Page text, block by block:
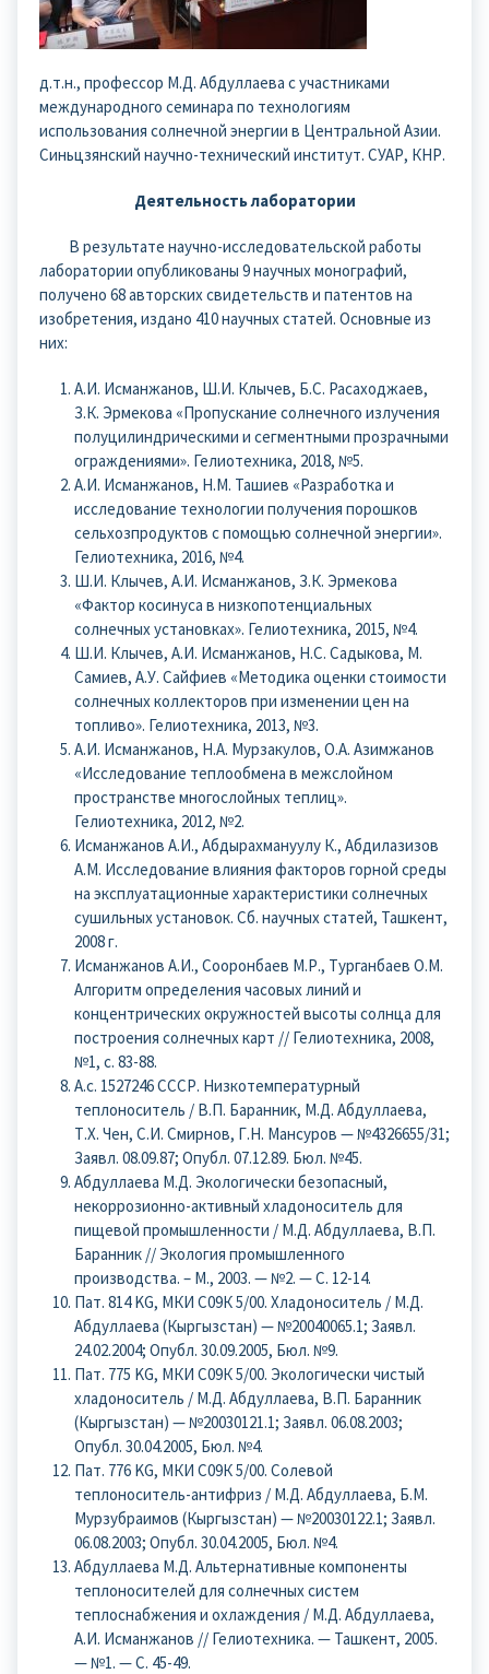
д.т.н., профессор М.Д. Абдуллаева с участниками
международного семинара по технологиям
использования солнечной энергии в Центральной Азии.
Синьцзянский научно-технический институт. СУАР, КНР.
Деятельность лаборатории
В результате научно-исследовательской работы
лаборатории опубликованы 9 научных монографий,
получено 68 авторских свидетельств и патентов на
изобретения, издано 410 научных статей. Основные из
них:
А.И. Исманжанов, Ш.И. Клычев, Б.С. Расаходжаев,
З.К. Эрмекова «Пропускание солнечного излучения
полуцилиндрическими и сегментными прозрачными
ограждениями». Гелиотехника, 2018, №5.
А.И. Исманжанов, Н.М. Ташиев «Разработка и
исследование технологии получения порошков
сельхозпродуктов с помощью солнечной энергии».
Гелиотехника, 2016, №4.
Ш.И. Клычев, А.И. Исманжанов, З.К. Эрмекова
«Фактор косинуса в низкопотенциальных
солнечных установках». Гелиотехника, 2015, №4.
Ш.И. Клычев, А.И. Исманжанов, Н.С. Садыкова, М.
Самиев, А.У. Сайфиев «Методика оценки стоимости
солнечных коллекторов при изменении цен на
топливо». Гелиотехника, 2013, №3.
А.И. Исманжанов, Н.А. Мурзакулов, О.А. Азимжанов
«Исследование теплообмена в межслойном
пространстве многослойных теплиц».
Гелиотехника, 2012, №2.
Исманжанов А.И., Абдырахмануулу К., Абдилазизов
А.М. Исследование влияния факторов горной среды
на эксплуатационные характеристики солнечных
сушильных установок. Сб. научных статей, Ташкент,
2008 г.
Исманжанов А.И., Сооронбаев М.Р., Турганбаев О.М.
Алгоритм определения часовых линий и
концентрических окружностей высоты солнца для
построения солнечных карт // Гелиотехника, 2008,
№1, с. 83-88.
А.с. 1527246 СССР. Низкотемпературный
теплоноситель / В.П. Баранник, М.Д. Абдуллаева,
Т.Х. Чен, С.И. Смирнов, Г.Н. Мансуров — №4326655/31;
Заявл. 08.09.87; Опубл. 07.12.89. Бюл. №45.
Абдуллаева М.Д. Экологически безопасный,
некоррозионно-активный хладоноситель для
пищевой промышленности / М.Д. Абдуллаева, В.П.
Баранник // Экология промышленного
производства. – М., 2003. — №2. — С. 12-14.
Пат. 814 KG, МКИ С09К 5/00. Хладоноситель / М.Д.
Абдуллаева (Кыргызстан) — №20040065.1; Заявл.
24.02.2004; Опубл. 30.09.2005, Бюл. №9.
Пат. 775 KG, МКИ С09К 5/00. Экологически чистый
хладоноситель / М.Д. Абдуллаева, В.П. Баранник
(Кыргызстан) — №20030121.1; Заявл. 06.08.2003;
Опубл. 30.04.2005, Бюл. №4.
Пат. 776 KG, МКИ С09К 5/00. Солевой
теплоноситель-антифриз / М.Д. Абдуллаева, Б.М.
Мурзубраимов (Кыргызстан) — №20030122.1; Заявл.
06.08.2003; Опубл. 30.04.2005, Бюл. №4.
Абдуллаева М.Д. Альтернативные компоненты
теплоносителей для солнечных систем
теплоснабжения и охлаждения / М.Д. Абдуллаева,
А.И. Исманжанов // Гелиотехника. — Ташкент, 2005.
— №1. — С. 45-49.